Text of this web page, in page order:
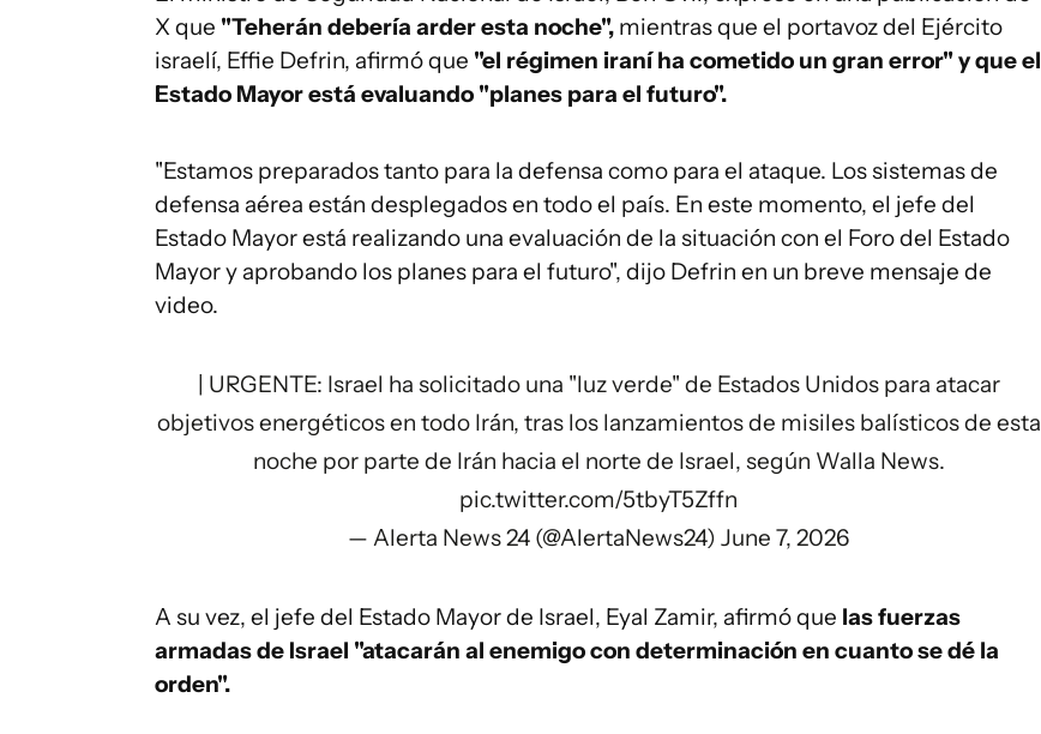
X que "Teherán debería arder esta noche", mientras que el portavoz del Ejército
israelí, Effie Defrin, afirmó que "el régimen iraní ha cometido un gran error" y que el
Estado Mayor está evaluando "planes para el futuro".
"Estamos preparados tanto para la defensa como para el ataque. Los sistemas de
defensa aérea están desplegados en todo el país. En este momento, el jefe del
Estado Mayor está realizando una evaluación de la situación con el Foro del Estado
Mayor y aprobando los planes para el futuro", dijo Defrin en un breve mensaje de
video.
| URGENTE: Israel ha solicitado una "luz verde" de Estados Unidos para atacar
objetivos energéticos en todo Irán, tras los lanzamientos de misiles balísticos de esta
noche por parte de Irán hacia el norte de Israel, según Walla News.
pic.twitter.com/5tbyT5Zffn
— Alerta News 24 (@AlertaNews24)June 7, 2026
A su vez, el jefe del Estado Mayor de Israel, Eyal Zamir, afirmó que las fuerzas
armadas de Israel "atacarán al enemigo con determinación en cuanto se dé la
orden".